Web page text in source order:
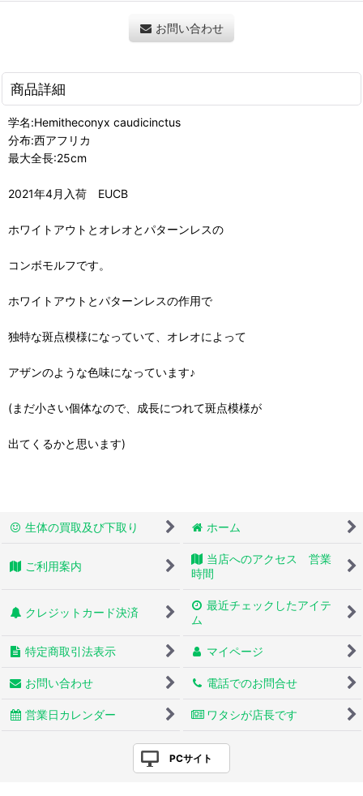
お問い合わせ
商品詳細
学名:Hemitheconyx caudicinctus
分布:西アフリカ
最大全長:25cm
2021年4月入荷 EUCB
ホワイトアウトとオレオとパターンレスの
コンボモルフです。
ホワイトアウトとパターンレスの作用で
独特な斑点模様になっていて、オレオによって
アザンのような色味になっています♪
(まだ小さい個体なので、成長につれて斑点模様が
出てくるかと思います)
生体の買取及び下取り ホーム
ご利用案内
当店へのアクセス 営業
時間
クレジットカード決済
最近チェックしたアイテ
ム
特定商取引法表示 マイページ
お問い合わせ 電話でのお問合せ
営業日カレンダー ワタシが店長です
PCサイト